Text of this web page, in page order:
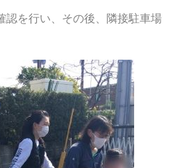
を行い、その後、隣接駐車場